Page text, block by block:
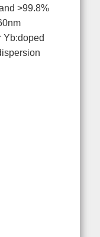
>99.8%
Yb:doped